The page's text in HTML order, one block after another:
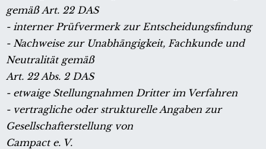
gemäß Art. 22 DAS
- interner Prüfvermerk zur Entscheidungsfindung
- Nachweise zur Unabhängigkeit, Fachkunde und
Neutralität gemäß
Art. 22 Abs. 2 DAS
- etwaige Stellungnahmen Dritter im Verfahren
- vertragliche oder strukturelle Angaben zur
Gesellschafterstellung von
Campact e. V.